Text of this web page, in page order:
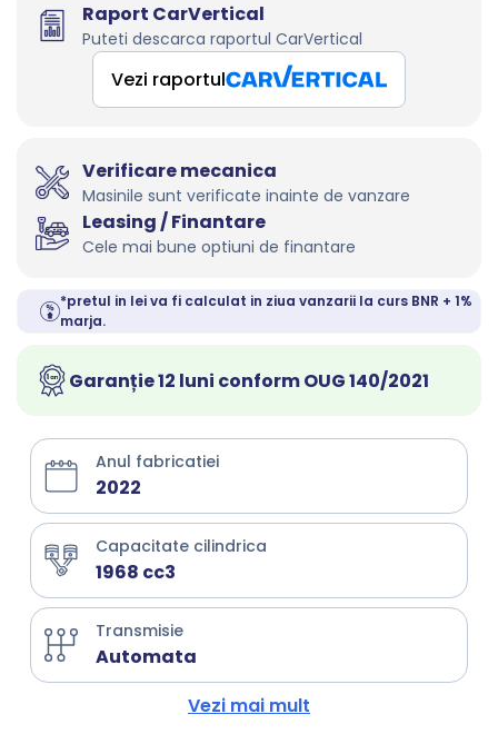
Raport CarVertical
Puteti descarca raportul CarVertical
Vezi raportul
Verificare mecanica
Masinile sunt verificate inainte de vanzare
Leasing / Finantare
Cele mai bune optiuni de finantare
*pretul in lei va fi calculat in ziua vanzarii la curs BNR + 1%
marja.
Garanție 12 luni conform OUG 140/2021
Anul fabricatiei
2022
Capacitate cilindrica
1968 cc3
Transmisie
Automata
Vezi mai mult